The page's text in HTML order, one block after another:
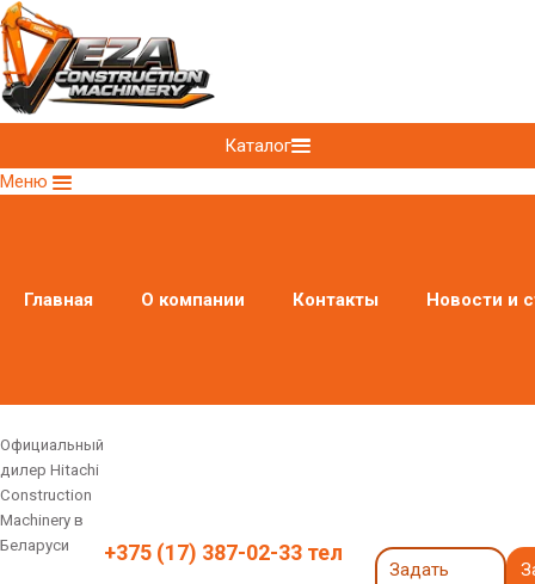
Каталог
Меню
Главная О компании Контакты Новости и
Официальный
дилер Hitachi
Construction
Machinery в
Беларуси
+375 (17) 387-02-33 тел
Задать